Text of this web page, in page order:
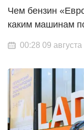
Чем бензин
каким машинам
00:28 09